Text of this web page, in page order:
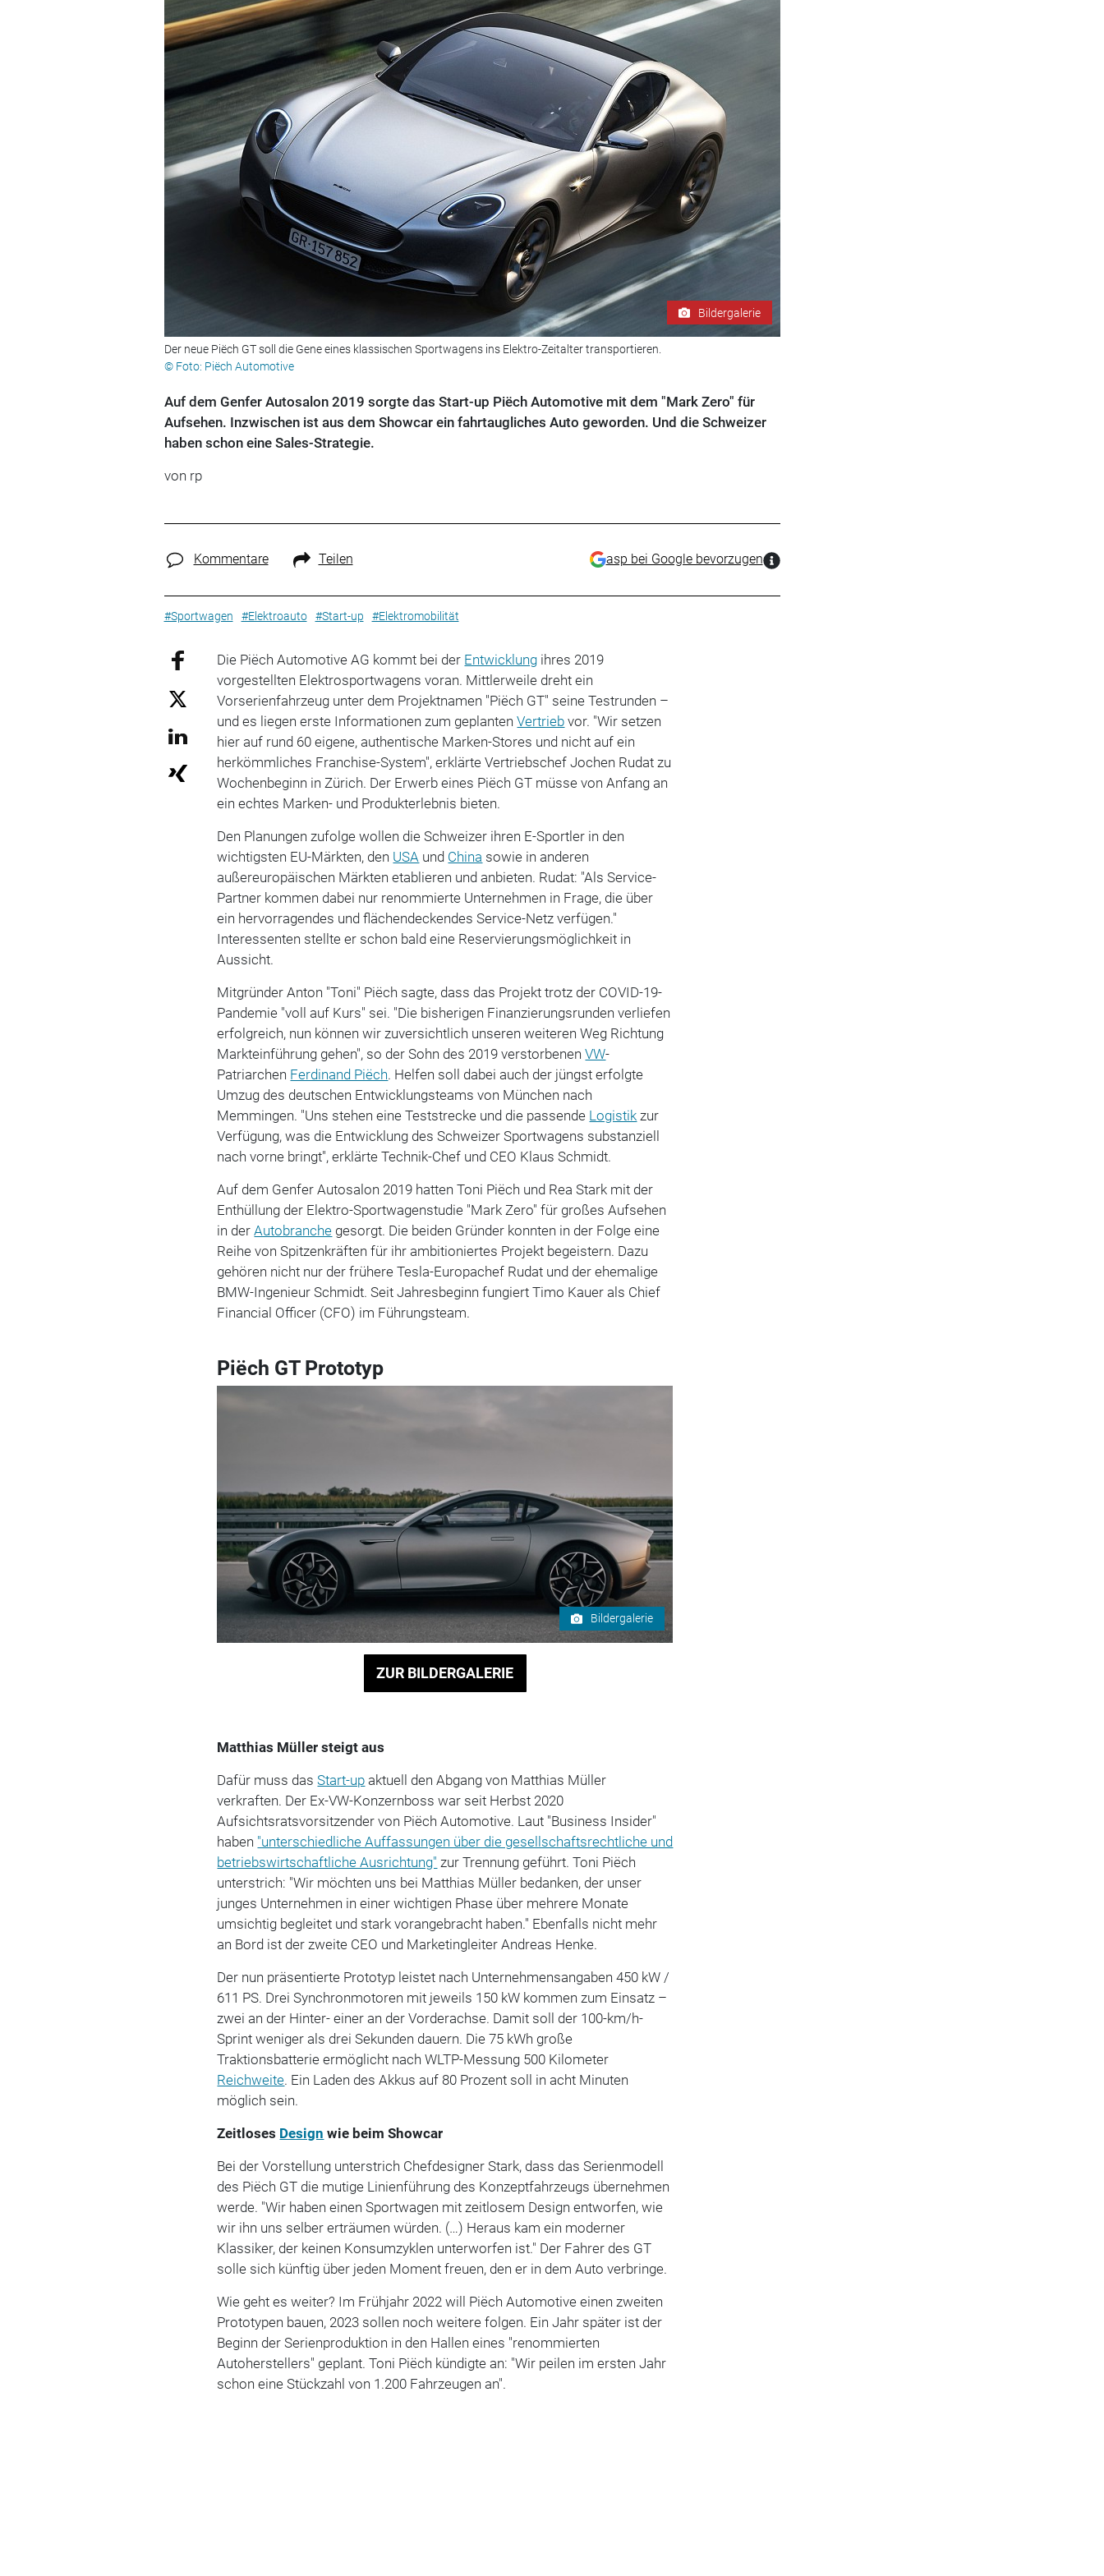
Bildergalerie
Der neue Piëch GT soll die Gene eines klassischen Sportwagens ins Elektro-Zeitalter transportieren.
© Foto: Piëch Automotive
Auf dem Genfer Autosalon 2019 sorgte das Start-up Piëch Automotive mit dem "Mark Zero" für
Aufsehen. Inzwischen ist aus dem Showcar ein fahrtaugliches Auto geworden. Und die Schweizer
haben schon eine Sales-Strategie.
von rp
Kommentare Teilen asp bei Google bevorzugen
#Sportwagen #Elektroauto #Start-up #Elektromobilität
Die Piëch Automotive AG kommt bei der Entwicklung ihres 2019
vorgestellten Elektrosportwagens voran. Mittlerweile dreht ein
Vorserienfahrzeug unter dem Projektnamen "Piëch GT" seine Testrunden –
und es liegen erste Informationen zum geplantenVertrieb vor. "Wir setzen
hier auf rund 60 eigene, authentische Marken-Stores und nicht auf ein
herkömmliches Franchise-System", erklärte Vertriebschef Jochen Rudat zu
Wochenbeginn in Zürich. Der Erwerb eines Piëch GT müsse von Anfang an
ein echtes Marken- und Produkterlebnis bieten.
Den Planungen zufolge wollen die Schweizer ihren E-Sportler in den
wichtigsten EU-Märkten, den USA und China sowie in anderen
außereuropäischen Märkten etablieren und anbieten. Rudat: "Als Service-
Partner kommen dabei nur renommierte Unternehmen in Frage, die über
ein hervorragendes und flächendeckendes Service-Netz verfügen."
Interessenten stellte er schon bald eine Reservierungsmöglichkeit in
Aussicht.
Mitgründer Anton "Toni" Piëch sagte, dass das Projekt trotz der COVID-19-
Pandemie "voll auf Kurs" sei. "Die bisherigen Finanzierungsrunden verliefen
erfolgreich, nun können wir zuversichtlich unseren weiteren Weg Richtung
Markteinführung gehen", so der Sohn des 2019 verstorbenenVW-
Patriarchen Ferdinand Piëch. Helfen soll dabei auch der jüngst erfolgte
Umzug des deutschen Entwicklungsteams von München nach
Memmingen. "Uns stehen eine Teststrecke und die passende Logistik zur
Verfügung, was die Entwicklung des Schweizer Sportwagens substanziell
nach vorne bringt", erklärte Technik-Chef und CEO Klaus Schmidt.
Auf dem Genfer Autosalon 2019 hatten Toni Piëch und Rea Stark mit der
Enthüllung der Elektro-Sportwagenstudie "Mark Zero" für großes Aufsehen
in derAutobranche gesorgt. Die beiden Gründer konnten in der Folge eine
Reihe von Spitzenkräften für ihr ambitioniertes Projekt begeistern. Dazu
gehören nicht nur der frühere Tesla-Europachef Rudat und der ehemalige
BMW-Ingenieur Schmidt. Seit Jahresbeginn fungiert Timo Kauer als Chief
Financial Officer (CFO) im Führungsteam.
Piëch GT Prototyp
Bildergalerie
ZUR BILDERGALERIE
Matthias Müller steigt aus
Dafür muss dasStart-up aktuell den Abgang von Matthias Müller
verkraften. Der Ex-VW-Konzernboss war seit Herbst 2020
Aufsichtsratsvorsitzender von Piëch Automotive. Laut "Business Insider"
haben "unterschiedliche Auffassungen über die gesellschaftsrechtliche und
betriebswirtschaftliche Ausrichtung" zur Trennung geführt. Toni Piëch
unterstrich: "Wir möchten uns bei Matthias Müller bedanken, der unser
junges Unternehmen in einer wichtigen Phase über mehrere Monate
umsichtig begleitet und stark vorangebracht haben." Ebenfalls nicht mehr
an Bord ist der zweite CEO und Marketingleiter Andreas Henke.
Der nun präsentierte Prototyp leistet nach Unternehmensangaben 450 kW /
611 PS. Drei Synchronmotoren mit jeweils 150 kW kommen zum Einsatz –
zwei an der Hinter- einer an der Vorderachse. Damit soll der 100-km/h-
Sprint weniger als drei Sekunden dauern. Die 75 kWh große
Traktionsbatterie ermöglicht nach WLTP-Messung 500 Kilometer
Reichweite. Ein Laden des Akkus auf 80 Prozent soll in acht Minuten
möglich sein.
Zeitloses Design wie beim Showcar
Bei der Vorstellung unterstrich Chefdesigner Stark, dass das Serienmodell
des Piëch GT die mutige Linienführung des Konzeptfahrzeugs übernehmen
werde. "Wir haben einen Sportwagen mit zeitlosem Design entworfen, wie
wir ihn uns selber erträumen würden. (…) Heraus kam ein moderner
Klassiker, der keinen Konsumzyklen unterworfen ist." Der Fahrer des GT
solle sich künftig über jeden Moment freuen, den er in dem Auto verbringe.
Wie geht es weiter? Im Frühjahr 2022 will Piëch Automotive einen zweiten
Prototypen bauen, 2023 sollen noch weitere folgen. Ein Jahr später ist der
Beginn der Serienproduktion in den Hallen eines "renommierten
Autoherstellers" geplant. Toni Piëch kündigte an: "Wir peilen im ersten Jahr
schon eine Stückzahl von 1.200 Fahrzeugen an".